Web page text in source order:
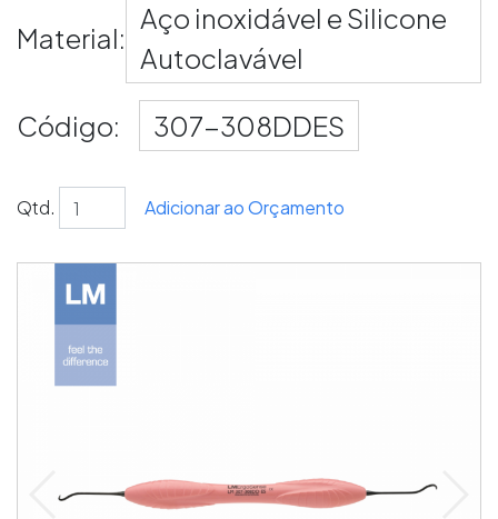
Material:
Aço inoxidável e Silicone
Autoclavável
Código: 307-308DDES
Qtd. Adicionar ao Orçamento